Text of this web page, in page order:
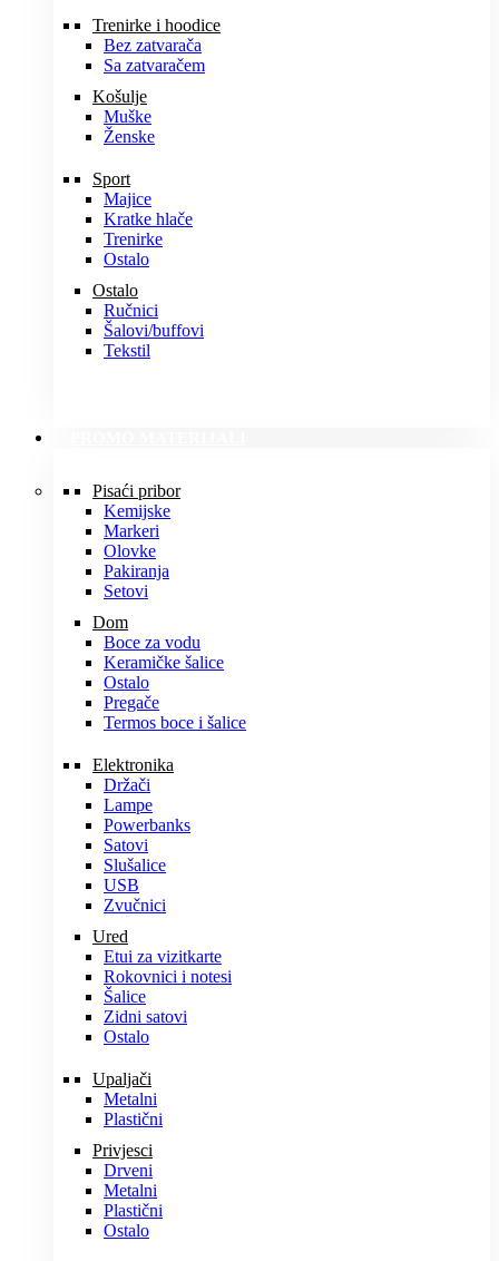
Trenirke i hoodice
Bez zatvarača
Sa zatvaračem
Košulje
Muške
Ženske
Sport
Majice
Kratke hlače
Trenirke
Ostalo
Ostalo
Ručnici
Šalovi/buffovi
Tekstil
Pisaći pribor
Kemijske
Markeri
Olovke
Pakiranja
Setovi
Dom
Boce za vodu
Keramičke šalice
Ostalo
Pregače
Termos boce i šalice
Elektronika
Držači
Lampe
Powerbanks
Satovi
Slušalice
USB
Zvučnici
Ured
Etui za vizitkarte
Rokovnici i notesi
Šalice
Zidni satovi
Ostalo
Upaljači
Metalni
Plastični
Privjesci
Drveni
Metalni
Plastični
Ostalo